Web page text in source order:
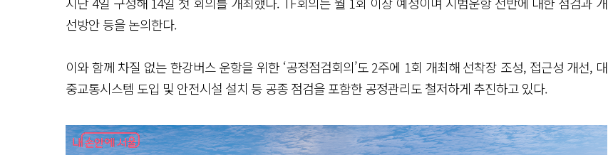
선방안 등을 논의한다.
이와 함께 차질 없는 한강버스 운항을 위한 ‘공정점검회의’도 2주에 1회 개최해 선착장 조성, 접근성 개선, 대
중교통시스템 도입 및 안전시설 설치 등 공종 점검을 포함한 공정관리도 철저하게 추진하고 있다.